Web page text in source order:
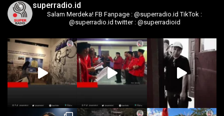
superradio.id
Salam Merdeka! FB Fanpage : @superradio.id TikTok :
@superradio.id twitter : @superradioid